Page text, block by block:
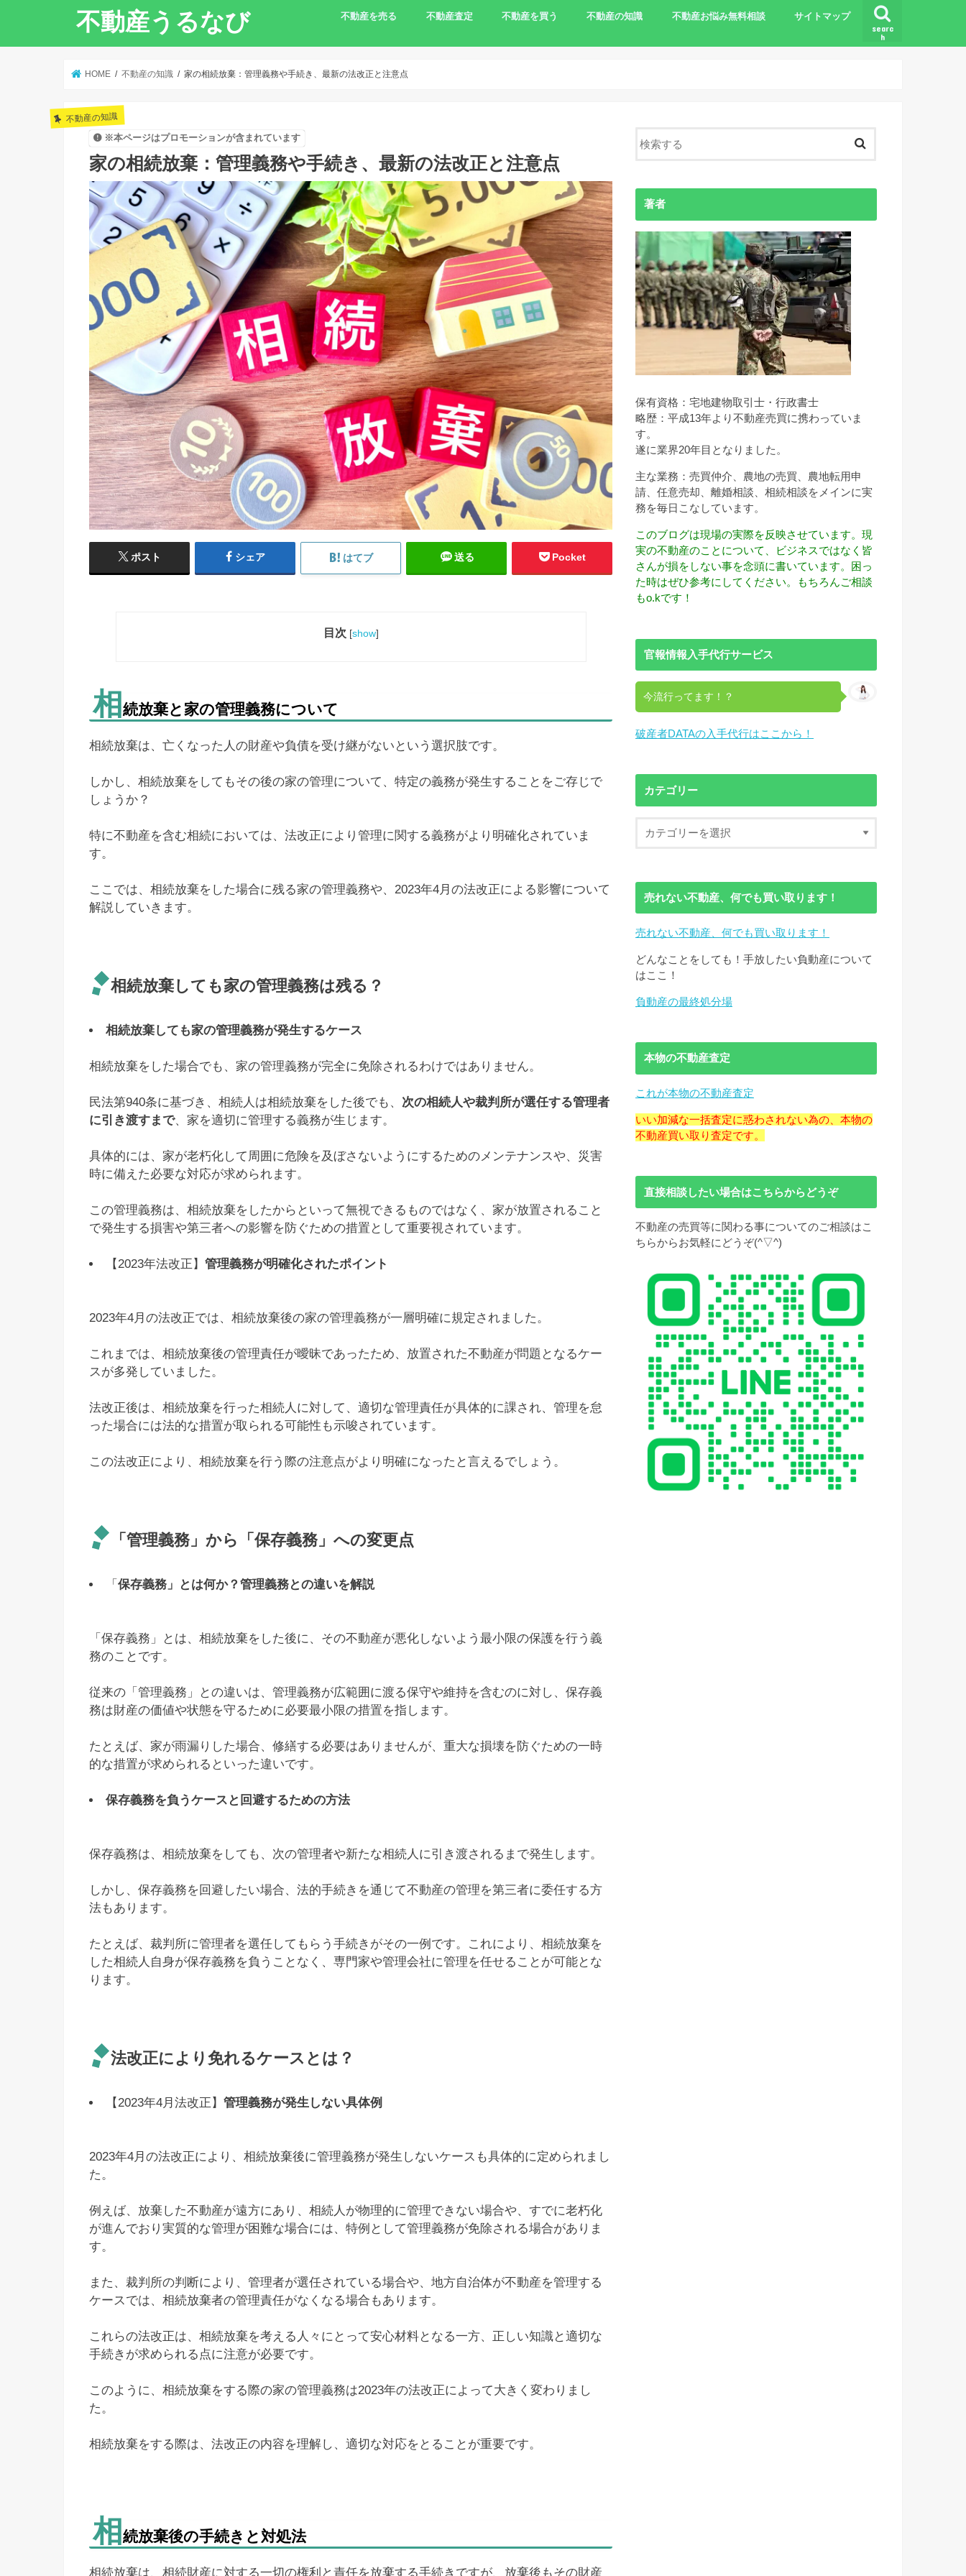
不動産うるなび
searc
h
不動産を売る
家を売りたい
相続で売る
離婚で家を売る
住宅ローンの支払いで売る
土地を売りたい
農地の売却
負動産
不動産査定
一括査定サイト
不動産を買う
農地を買う
不動産の知識
不動産売却の基礎知識
不動産お悩み無料相談 サイトマップ
HOME 不動産の知識 家の相続放棄：管理義務や手続き、最新の法改正と注意点
不動産の知識
※本ページはプロモーションが含まれています
家の相続放棄：管理義務や手続き、最新の法改正と注意点
ポスト シェア はてブ 送る Pocket
目次 [show]
相 続放棄と家の管理義務について
相続放棄は、亡くなった人の財産や負債を受け継がないという選択肢です。
しかし、相続放棄をしてもその後の家の管理について、特定の義務が発生することをご存じで
しょうか？
特に不動産を含む相続においては、法改正により管理に関する義務がより明確化されていま
す。
ここでは、相続放棄をした場合に残る家の管理義務や、2023年4月の法改正による影響について
解説していきます。
相続放棄しても家の管理義務は残る？
相続放棄しても家の管理義務が発生するケース
相続放棄をした場合でも、家の管理義務が完全に免除されるわけではありません。
民法第940条に基づき、相続人は相続放棄をした後でも、 次の相続人や裁判所が選任する管理者
に引き渡すまで、家を適切に管理する義務が生じます。
具体的には、家が老朽化して周囲に危険を及ぼさないようにするためのメンテナンスや、災害
時に備えた必要な対応が求められます。
この管理義務は、相続放棄をしたからといって無視できるものではなく、家が放置されること
で発生する損害や第三者への影響を防ぐための措置として重要視されています。
【2023年法改正】 管理義務が明確化されたポイント
2023年4月の法改正では、相続放棄後の家の管理義務が一層明確に規定されました。
これまでは、相続放棄後の管理責任が曖昧であったため、放置された不動産が問題となるケー
スが多発していました。
法改正後は、相続放棄を行った相続人に対して、適切な管理責任が具体的に課され、管理を怠
った場合には法的な措置が取られる可能性も示唆されています。
この法改正により、相続放棄を行う際の注意点がより明確になったと言えるでしょう。
「管理義務」から「保存義務」への変更点
「 保存義務」とは何か？管理義務との違いを解説
「保存義務」とは、相続放棄をした後に、その不動産が悪化しないよう最小限の保護を行う義
務のことです。
従来の「管理義務」との違いは、管理義務が広範囲に渡る保守や維持を含むのに対し、保存義
務は財産の価値や状態を守るために必要最小限の措置を指します。
たとえば、家が雨漏りした場合、修繕する必要はありませんが、重大な損壊を防ぐための一時
的な措置が求められるといった違いです。
保存義務を負うケースと回避するための方法
保存義務は、相続放棄をしても、次の管理者や新たな相続人に引き渡されるまで発生します。
しかし、保存義務を回避したい場合、法的手続きを通じて不動産の管理を第三者に委任する方
法もあります。
たとえば、裁判所に管理者を選任してもらう手続きがその一例です。これにより、相続放棄を
した相続人自身が保存義務を負うことなく、専門家や管理会社に管理を任せることが可能とな
ります。
法改正により免れるケースとは？
【2023年4月法改正】 管理義務が発生しない具体例
2023年4月の法改正により、相続放棄後に管理義務が発生しないケースも具体的に定められまし
た。
例えば、放棄した不動産が遠方にあり、相続人が物理的に管理できない場合や、すでに老朽化
が進んでおり実質的な管理が困難な場合には、特例として管理義務が免除される場合がありま
す。
また、裁判所の判断により、管理者が選任されている場合や、地方自治体が不動産を管理する
ケースでは、相続放棄者の管理責任がなくなる場合もあります。
これらの法改正は、相続放棄を考える人々にとって安心材料となる一方、正しい知識と適切な
手続きが求められる点に注意が必要です。
このように、相続放棄をする際の家の管理義務は2023年の法改正によって大きく変わりまし
た。
相続放棄をする際は、法改正の内容を理解し、適切な対応をとることが重要です。
相 続放棄後の手続きと対処法
相続放棄は、相続財産に対する一切の権利と責任を放棄する手続きですが、放棄後もその財産
著者
保有資格：宅地建物取引士・行政書士
略歴：平成13年より不動産売買に携わっていま
す。
遂に業界20年目となりました。
主な業務：売買仲介、農地の売買、農地転用申
請、任意売却、離婚相談、相続相談をメインに実
務を毎日こなしています。
このブログは現場の実際を反映させています。現
実の不動産のことについて、ビジネスではなく皆
さんが損をしない事を念頭に書いています。困っ
た時はぜひ参考にしてください。もちろんご相談
もo.kです！
官報情報入手代行サービス
今流行ってます！？
破産者DATAの入手代行はここから！
カテゴリー
売れない不動産、何でも買い取ります！
売れない不動産、何でも買い取ります！
どんなことをしても！手放したい負動産について
はここ！
負動産の最終処分場
本物の不動産査定
これが本物の不動産査定
いい加減な一括査定に惑わされない為の、本物の
不動産買い取り査定です。
直接相談したい場合はこちらからどうぞ
不動産の売買等に関わる事についてのご相談はこ
ちらからお気軽にどうぞ(^▽^)